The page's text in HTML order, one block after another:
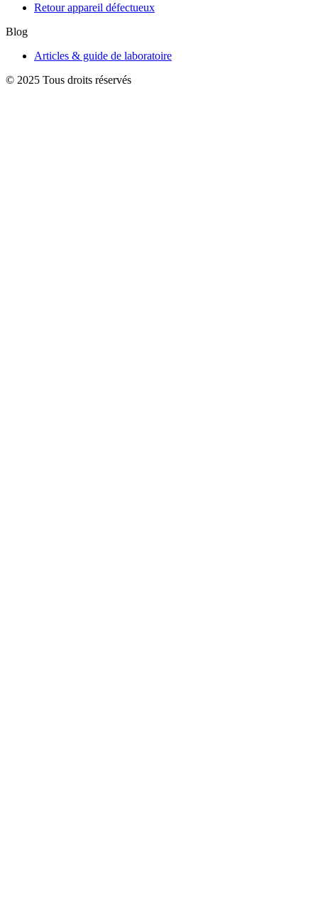
Retour appareil défectueux
Blog
Articles & guide de laboratoire
© 2025 Tous droits réservés